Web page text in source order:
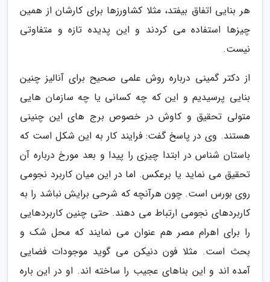
هر بنایی اتفاق بیفتد، مثلا کشاورزها برای کارشان از همین
چیزها استفاده می کردند و این پدیده تازه و متفاوتی
نیست.
از دکتر گمینی درباره روش علمی صحیح برای آنالیز چنین
بنایی پرسیدیم و این که چه کسانی یا چه سازمان هایی
متولی تحقیق و کاوش در خصوص برج های این چنینی
هستند. وی در پاسخ گفت: فرایند کار به این شکل است که
باستان شناس در ابتدا چیزی را پیدا و بعد مورخ درباره آن
تحقیق می نماید یا برعکس. اما در این میان کاربرد نجومی
روی بورس است. چون هرآنچه که شرحی برایش نباشد را به
کاربردهای نجومی ارتباط می دهند. حتی چنین کاربردهایی
را برای اهرام مصر هم عنوان می نمایند که محل شک و
بحث است. مثلا فون دنیکن می گوید موجودات فضایی
آمده اند و این بناهای عجیب را ساخته اند. او در این باره